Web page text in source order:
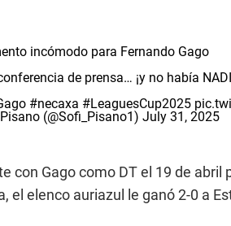
incómodo para Fernando Gago
de prensa… ¡y no había
#necaxa #LeaguesCup2025
(@Sofi_Pisano1) July 31, 2025
con Gago como DT el 19 de
el elenco auriazul le ganó 2-0 a